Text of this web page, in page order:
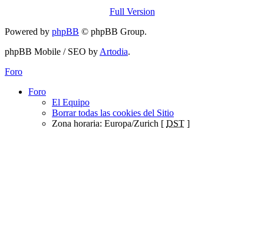
Full Version
Powered by phpBB © phpBB Group.
phpBB Mobile / SEO by Artodia.
Foro
Foro
El Equipo
Borrar todas las cookies del Sitio
Zona horaria: Europa/Zurich [ DST ]